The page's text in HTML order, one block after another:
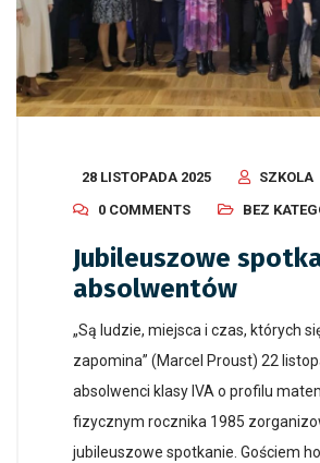
28 LISTOPADA 2025
SZKOLA
0 COMMENTS
BEZ
Jubileuszowe
absolwentów
„Są ludzie, miejsca i czas, których
zapomina” (Marcel Proust) 22
absolwenci klasy IVA o profilu
fizycznym rocznika 1985
jubileuszowe spotkanie. Gościem